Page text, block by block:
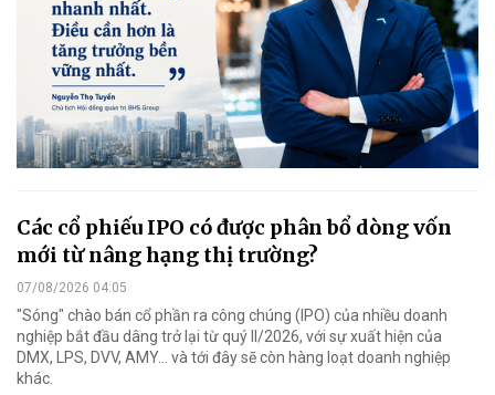
Các cổ phiếu IPO có được phân bổ dòng vốn
mới từ nâng hạng thị trường?
07/08/2026 04:05
"Sóng" chào bán cổ phần ra công chúng (IPO) của nhiều doanh
nghiệp bắt đầu dâng trở lại từ quý II/2026, với sự xuất hiện của
DMX, LPS, DVV, AMY... và tới đây sẽ còn hàng loạt doanh nghiệp
khác.